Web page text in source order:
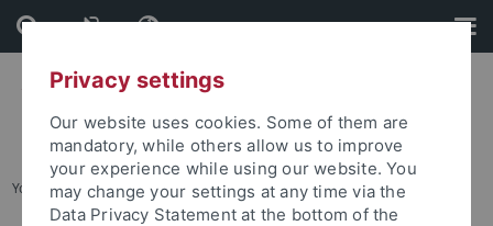
Skip
to
content
Skip
to
footer
You are here: Startseite ... Freizeitaktivitäten
Privacy settings
Our website uses cookies. Some of them are
mandatory, while others allow us to improve
your experience while using our website. You
may change your settings at any time via the
Data Privacy Statement at the bottom of the